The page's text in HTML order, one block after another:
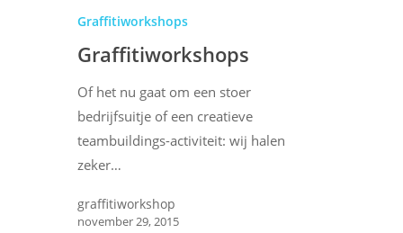
Graffitiworkshops
Graffitiworkshops
Of het nu gaat om een stoer
bedrijfsuitje of een creatieve
teambuildings-activiteit: wij halen
zeker…
graffitiworkshop
november 29, 2015